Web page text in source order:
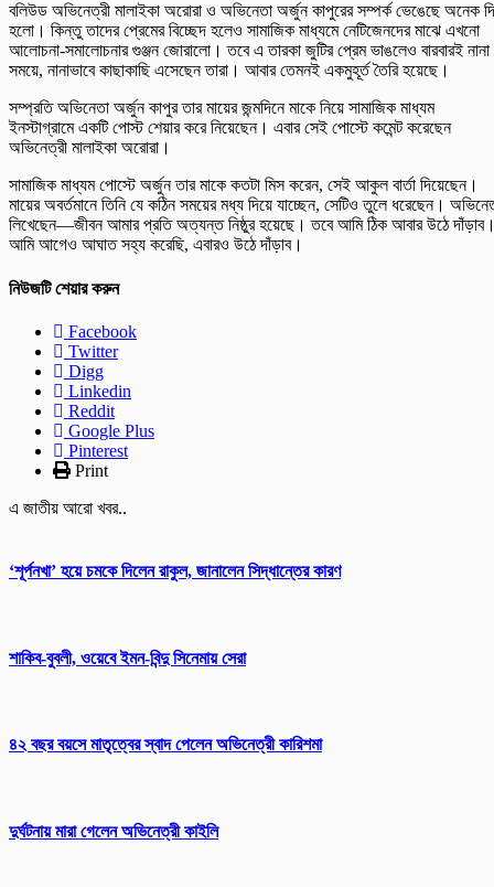
বলিউড অভিনেত্রী মালাইকা অরোরা ও অভিনেতা অর্জুন কাপুরের সম্পর্ক ভেঙেছে অনেক
হলো। কিন্তু তাদের প্রেমের বিচ্ছেদ হলেও সামাজিক মাধ্যমে নেটিজেনদের মাঝে এখনো
আলোচনা-সমালোচনার গুঞ্জন জোরালো। তবে এ তারকা জুটির প্রেম ভাঙলেও বারবারই নানা
সময়ে, নানাভাবে কাছাকাছি এসেছেন তারা। আবার তেমনই একমুহূর্ত তৈরি হয়েছে।
সম্প্রতি অভিনেতা অর্জুন কাপুর তার মায়ের জন্মদিনে মাকে নিয়ে সামাজিক মাধ্যম
ইনস্টাগ্রামে একটি পোস্ট শেয়ার করে নিয়েছেন। এবার সেই পোস্টে কমেন্ট করেছেন
অভিনেত্রী মালাইকা অরোরা।
সামাজিক মাধ্যম পোস্টে অর্জুন তার মাকে কতটা মিস করেন, সেই আকুল বার্তা দিয়েছেন।
মায়ের অবর্তমানে তিনি যে কঠিন সময়ের মধ্য দিয়ে যাচ্ছেন, সেটিও তুলে ধরেছেন।
লিখেছেন—জীবন আমার প্রতি অত্যন্ত নিষ্ঠুর হয়েছে। তবে আমি ঠিক আবার উঠে
আমি আগেও আঘাত সহ্য করেছি, এবারও উঠে দাঁড়াব।
নিউজটি শেয়ার করুন
Facebook
Twitter
Digg
Linkedin
Reddit
Google Plus
Pinterest
Print
এ জাতীয় আরো খবর..
‘শূর্পনখা’ হয়ে চমকে দিলেন রাকুল, জানালেন সিদ্ধান্তের কারণ
শাকিব-বুবলী, ওয়েবে ইমন-বিন্দু সিনেমায় সেরা
৪২ বছর বয়সে মাতৃত্বের স্বাদ পেলেন অভিনেত্রী কারিশমা
দুর্ঘটনায় মারা গেলেন অভিনেত্রী কাইলি